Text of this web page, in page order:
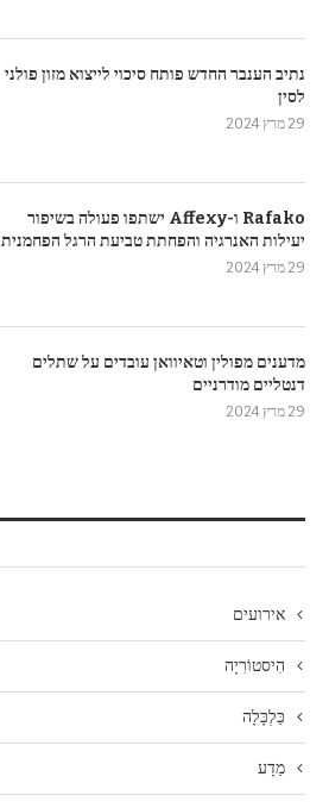
נתיב הענבר החדש פותח סיכוי לייצוא מזון פולני
לסין
29 מרץ 2024
Rafako ו-Affexy ישתפו פעולה בשיפור
יעילות האנרגיה והפחתת טביעת הרגל הפחמנית
29 מרץ 2024
מדענים מפולין וטאיוואן עובדים על שתלים
דנטליים מודרניים
29 מרץ 2024
אירועים
הִיסטוֹרִיָה
כַּלְכָּלָה
מַדָע